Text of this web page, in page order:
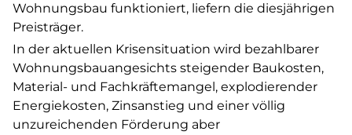
Wohnungsbau funktioniert, liefern die diesjährigen
Preisträger.
In der aktuellen Krisensituation wird bezahlbarer
Wohnungsbauangesichts steigender Baukosten,
Material- und Fachkräftemangel, explodierender
Energiekosten, Zinsanstieg und einer völlig
unzureichenden Förderung aber